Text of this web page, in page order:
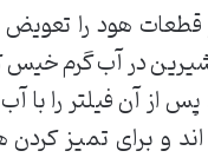
قطعات هود را
در آب گرم
پس از آن فیلتر را
برای تمیز کردن